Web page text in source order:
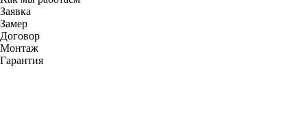
Заявка
Замер
Договор
Монтаж
Гарантия